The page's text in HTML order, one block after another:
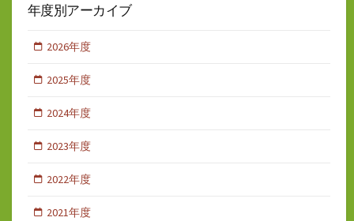
年度別アーカイブ
2026年度
2025年度
2024年度
2023年度
2022年度
2021年度